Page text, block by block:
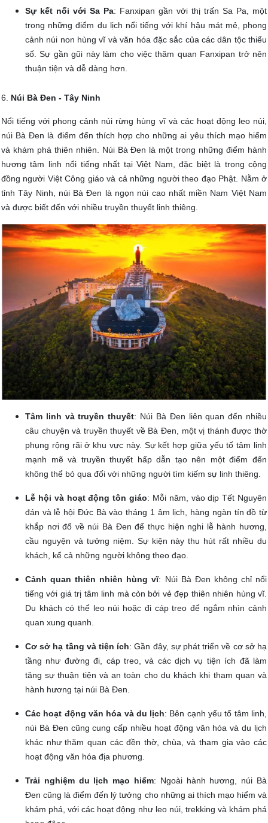
Sự kết nối với Sa Pa: Fanxipan gần với thị trấn Sa Pa, một
trong những điểm du lịch nổi tiếng với khí hậu mát mẻ, phong
cảnh núi non hùng vĩ và văn hóa đặc sắc của các dân tộc thiểu
số. Sự gần gũi này làm cho việc thăm quan Fanxipan trở nên
thuận tiện và dễ dàng hơn.
6. Núi Bà Đen - Tây Ninh
Nổi tiếng với phong cảnh núi rừng hùng vĩ và các hoạt động leo núi,
núi Bà Đen là điểm đến thích hợp cho những ai yêu thích mạo hiểm
và khám phá thiên nhiên. Núi Bà Đen là một trong những điểm hành
hương tâm linh nổi tiếng nhất tại Việt Nam, đặc biệt là trong cộng
đồng người Việt Công giáo và cả những người theo đạo Phật. Nằm ở
tỉnh Tây Ninh, núi Bà Đen là ngọn núi cao nhất miền Nam Việt Nam
và được biết đến với nhiều truyền thuyết linh thiêng.
Tâm linh và truyền thuyết: Núi Bà Đen liên quan đến nhiều
câu chuyện và truyền thuyết về Bà Đen, một vị thánh được thờ
phụng rộng rãi ở khu vực này. Sự kết hợp giữa yếu tố tâm linh
mạnh mẽ và truyền thuyết hấp dẫn tạo nên một điểm đến
không thể bỏ qua đối với những người tìm kiếm sự linh thiêng.
Lễ hội và hoạt động tôn giáo: Mỗi năm, vào dịp Tết Nguyên
đán và lễ hội Đức Bà vào tháng 1 âm lịch, hàng ngàn tín đồ từ
khắp nơi đổ về núi Bà Đen để thực hiện nghi lễ hành hương,
cầu nguyện và tưởng niệm. Sự kiện này thu hút rất nhiều du
khách, kể cả những người không theo đạo.
Cảnh quan thiên nhiên hùng vĩ: Núi Bà Đen không chỉ nổi
tiếng với giá trị tâm linh mà còn bởi vẻ đẹp thiên nhiên hùng vĩ.
Du khách có thể leo núi hoặc đi cáp treo để ngắm nhìn cảnh
quan xung quanh.
Cơ sở hạ tầng và tiện ích: Gần đây, sự phát triển về cơ sở hạ
tầng như đường đi, cáp treo, và các dịch vụ tiện ích đã làm
tăng sự thuận tiện và an toàn cho du khách khi tham quan và
hành hương tại núi Bà Đen.
Các hoạt động văn hóa và du lịch: Bên cạnh yếu tố tâm linh,
núi Bà Đen cũng cung cấp nhiều hoạt động văn hóa và du lịch
khác như thăm quan các đền thờ, chùa, và tham gia vào các
hoạt động văn hóa địa phương.
Trải nghiệm du lịch mạo hiểm: Ngoài hành hương, núi Bà
Đen cũng là điểm đến lý tưởng cho những ai thích mạo hiểm và
khám phá, với các hoạt động như leo núi, trekking và khám phá